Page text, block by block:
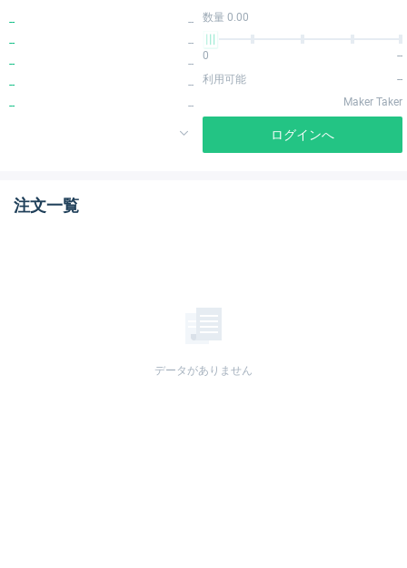
--
--
--
--
--
--
--
--
--
--
数量 0.00
0
--
利用可能
--
Maker Taker
ログインへ
注文一覧
データがありません